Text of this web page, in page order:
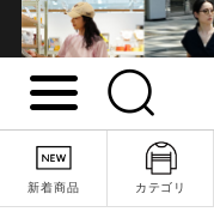
新着商品 カテゴリ